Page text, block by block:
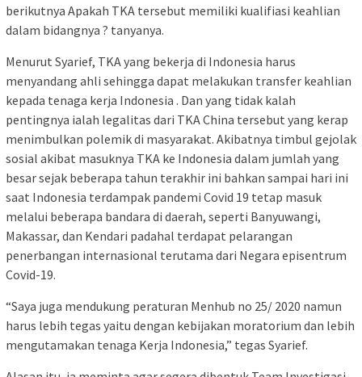
berikutnya Apakah TKA tersebut memiliki kualifiasi keahlian
dalam bidangnya ? tanyanya.
Menurut Syarief, TKA yang bekerja di Indonesia harus
menyandang ahli sehingga dapat melakukan transfer keahlian
kepada tenaga kerja Indonesia . Dan yang tidak kalah
pentingnya ialah legalitas dari TKA China tersebut yang kerap
menimbulkan polemik di masyarakat. Akibatnya timbul gejolak
sosial akibat masuknya TKA ke Indonesia dalam jumlah yang
besar sejak beberapa tahun terakhir ini bahkan sampai hari ini
saat Indonesia terdampak pandemi Covid 19 tetap masuk
melalui beberapa bandara di daerah, seperti Banyuwangi,
Makassar, dan Kendari padahal terdapat pelarangan
penerbangan internasional terutama dari Negara episentrum
Covid-19.
“Saya juga mendukung peraturan Menhub no 25/ 2020 namun
harus lebih tegas yaitu dengan kebijakan moratorium dan lebih
mengutamakan tenaga Kerja Indonesia,” tegas Syarief.